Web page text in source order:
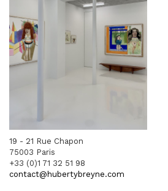
19 - 21 Rue Chapon
75003 Paris
+33 (0)1 71 32 51 98
contact@hubertybreyne.com